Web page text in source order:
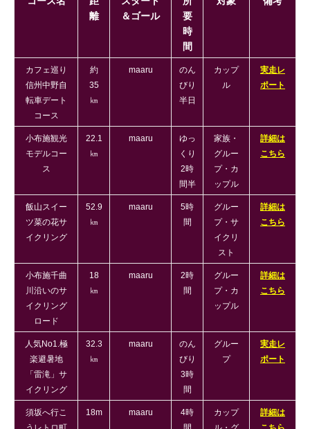
離
＆ゴール
要
時
間
カフェ巡り
信州中野自
転車デート
コース
約
35
㎞
maaru
のん
びり
半日
カップ
ル
実走レ
ポート
小布施観光
モデルコー
ス
22.1
㎞
maaru
ゆっ
くり
2時
間半
家族・
グルー
プ・カ
ップル
詳細は
こちら
飯山スイー
ツ菜の花サ
イクリング
52.9
㎞
maaru
5時
間
グルー
プ・サ
イクリ
スト
詳細は
こちら
小布施千曲
川沿いのサ
イクリング
ロード
18
㎞
maaru
2時
間
グルー
プ・カ
ップル
詳細は
こちら
人気No1.極
楽避暑地
「雷滝」サ
イクリング
32.3
㎞
maaru
のん
びり
3時
間
グルー
プ
実走レ
ポート
須坂へ行こ
18m maaru
4時
カップ
詳細は